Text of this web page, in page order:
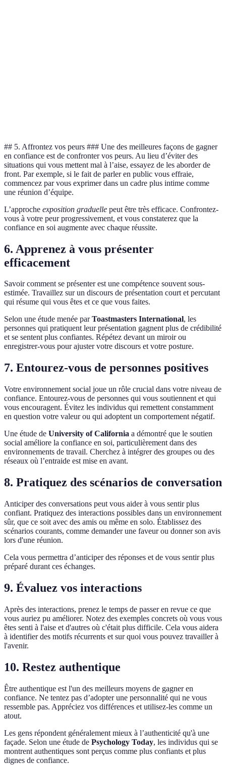
## 5. Affrontez vos peurs ### Une des meilleures façons de gagner
en confiance est de confronter vos peurs. Au lieu d’éviter des
situations qui vous mettent mal à l’aise, essayez de les aborder de
front. Par exemple, si le fait de parler en public vous effraie,
commencez par vous exprimer dans un cadre plus intime comme
une réunion d’équipe.
L’approche exposition graduelle peut être très efficace. Confrontez-
vous à votre peur progressivement, et vous constaterez que la
confiance en soi augmente avec chaque réussite.
6. Apprenez à vous présenter
efficacement
Savoir comment se présenter est une compétence souvent sous-
estimée. Travaillez sur un discours de présentation court et percutant
qui résume qui vous êtes et ce que vous faites.
Selon une étude menée parToastmasters International, les
personnes qui pratiquent leur présentation gagnent plus de crédibilité
et se sentent plus confiantes. Répétez devant un miroir ou
enregistrer-vous pour ajuster votre discours et votre posture.
7. Entourez-vous de personnes positives
Votre environnement social joue un rôle crucial dans votre niveau de
confiance. Entourez-vous de personnes qui vous soutiennent et qui
vous encouragent. Évitez les individus qui remettent constamment
en question votre valeur ou qui adoptent un comportement négatif.
Une étude de University of California a démontré que le soutien
social améliore la confiance en soi, particulièrement dans des
environnements de travail. Cherchez à intégrer des groupes ou des
réseaux où l’entraide est mise en avant.
8. Pratiquez des scénarios de conversation
Anticiper des conversations peut vous aider à vous sentir plus
confiant. Pratiquez des interactions possibles dans un environnement
sûr, que ce soit avec des amis ou même en solo. Établissez des
scénarios courants, comme demander une faveur ou donner son avis
lors d'une réunion.
Cela vous permettra d’anticiper des réponses et de vous sentir plus
préparé durant ces échanges.
9. Évaluez vos interactions
Après des interactions, prenez le temps de passer en revue ce que
vous auriez pu améliorer. Notez des exemples concrets où vous vous
êtes senti à l'aise et d'autres où c'était plus difficile. Cela vous aidera
à identifier des motifs récurrents et sur quoi vous pouvez travailler à
l'avenir.
10. Restez authentique
Être authentique est l'un des meilleurs moyens de gagner en
confiance. Ne tentez pas d’adopter une personnalité qui ne vous
ressemble pas. Appréciez vos différences et utilisez-les comme un
atout.
Les gens répondent généralement mieux à l’authenticité qu'à une
façade. Selon une étude de Psychology Today, les individus qui se
montrent authentiques sont perçus comme plus confiants et plus
dignes de confiance.